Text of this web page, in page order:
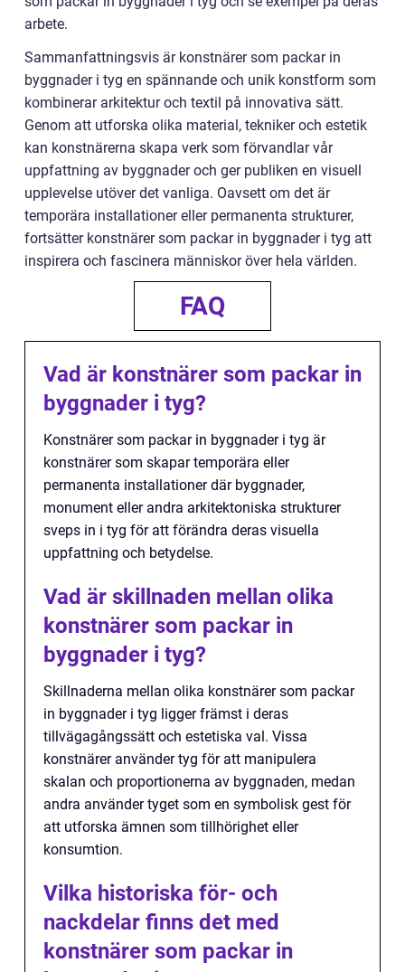
arbete.
Sammanfattningsvis är konstnärer som packar in
byggnader i tyg en spännande och unik konstform som
kombinerar arkitektur och textil på innovativa sätt.
Genom att utforska olika material, tekniker och estetik
kan konstnärerna skapa verk som förvandlar vår
uppfattning av byggnader och ger publiken en visuell
upplevelse utöver det vanliga. Oavsett om det är
temporära installationer eller permanenta strukturer,
fortsätter konstnärer som packar in byggnader i tyg att
inspirera och fascinera människor över hela världen.
FAQ
Vad är konstnärer som packar in
byggnader i tyg?
Konstnärer som packar in byggnader i tyg är
konstnärer som skapar temporära eller
permanenta installationer där byggnader,
monument eller andra arkitektoniska strukturer
sveps in i tyg för att förändra deras visuella
uppfattning och betydelse.
Vad är skillnaden mellan olika
konstnärer som packar in
byggnader i tyg?
Skillnaderna mellan olika konstnärer som packar
in byggnader i tyg ligger främst i deras
tillvägagångssätt och estetiska val. Vissa
konstnärer använder tyg för att manipulera
skalan och proportionerna av byggnaden, medan
andra använder tyget som en symbolisk gest för
att utforska ämnen som tillhörighet eller
konsumtion.
Vilka historiska för- och
nackdelar finns det med
konstnärer som packar in